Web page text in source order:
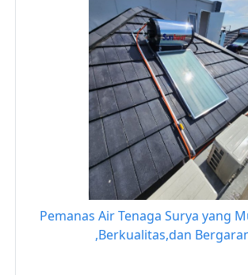
Pemanas Air Tenaga Surya yang
,Berkualitas,dan